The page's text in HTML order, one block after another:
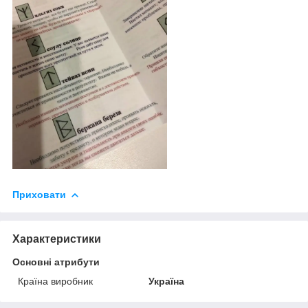
Приховати
Характеристики
Основні атрибути
Країна виробник
Україна